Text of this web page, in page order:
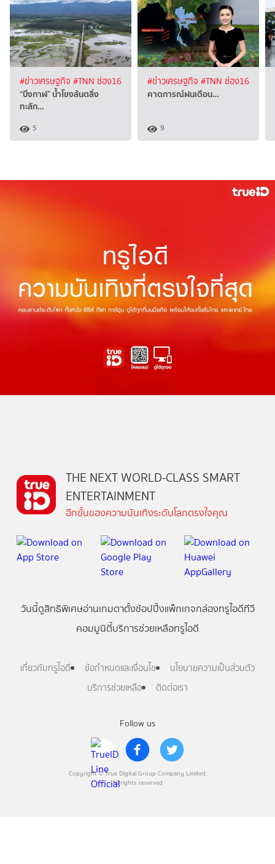
#ข่าวเศรษฐกิจ #TNN ช่อง16
“บึงกาฬ” น้ำโขงล้นตลิ่ง
ทะลัก…
5
#ข่าวเศรษฐกิจ #TNN ช่อง16
คาดการณ์ฝนเดือน…
9
Follow us
Copyright © True Digital Group Company Limited.
All rights reserved
THE NEXT WORLD-CLASS SMART
ENTERTAINMENT
อีกขั้นของความบันเทิงระดับโลกตรงใจคุณ
วันนี้ดูสิทธิพิเศษอ่านเกมตาตั้งช้อปปิ้งแพ็กเกจกล่องทรูไอดีทีวี
คอมมูนิตี้บริการช่วยเหลือทรูไอดี
เกี่ยวกับทรูไอดี ข้อกำหนดและเงื่อนไข
นโยบายความเป็นส่วนตัว
บริการช่วยเหลือ
ติดต่อเรา